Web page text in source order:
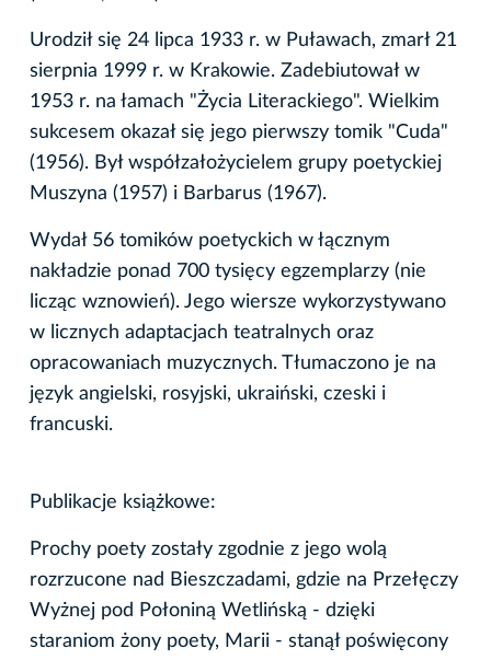
Urodził się 24 lipca 1933 r. w Puławach, zmarł 21
sierpnia 1999 r. w Krakowie. Zadebiutował w
1953 r. na łamach "Życia Literackiego". Wielkim
sukcesem okazał się jego pierwszy tomik "Cuda"
(1956). Był współzałożycielem grupy poetyckiej
Muszyna (1957) i Barbarus (1967).
Wydał 56 tomików poetyckich w łącznym
nakładzie ponad 700 tysięcy egzemplarzy (nie
licząc wznowień). Jego wiersze wykorzystywano
w licznych adaptacjach teatralnych oraz
opracowaniach muzycznych. Tłumaczono je na
język angielski, rosyjski, ukraiński, czeski i
francuski.
Publikacje książkowe:
Prochy poety zostały zgodnie z jego wolą
rozrzucone nad Bieszczadami, gdzie na Przełęczy
Wyżnej pod Połoniną Wetlińską - dzięki
staraniom żony poety, Marii - stanął poświęcony